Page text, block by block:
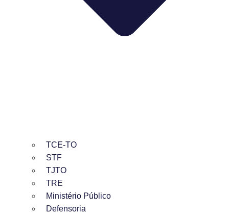
TCE-TO
STF
TJTO
TRE
Ministério Público
Defensoria